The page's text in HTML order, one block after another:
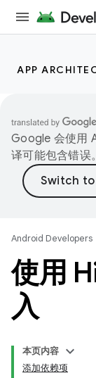
APP
Google 会使用
译可能包含错误。
Android Developers
使用
入
本页内容
添加依赖项